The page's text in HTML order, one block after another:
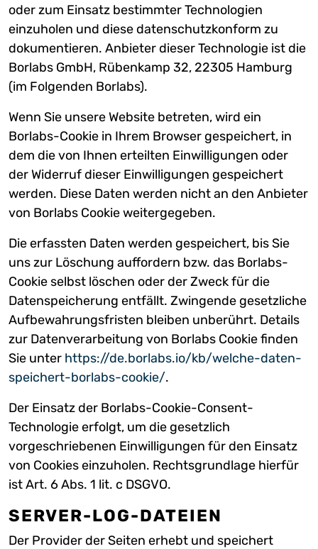
oder zum Einsatz bestimmter Technologien
einzuholen und diese datenschutzkonform zu
dokumentieren. Anbieter dieser Technologie ist die
Borlabs GmbH, Rübenkamp 32, 22305 Hamburg
(im Folgenden Borlabs).
Wenn Sie unsere Website betreten, wird ein
Borlabs-Cookie in Ihrem Browser gespeichert, in
dem die von Ihnen erteilten Einwilligungen oder
der Widerruf dieser Einwilligungen gespeichert
werden. Diese Daten werden nicht an den Anbieter
von Borlabs Cookie weitergegeben.
Die erfassten Daten werden gespeichert, bis Sie
uns zur Löschung auffordern bzw. das Borlabs-
Cookie selbst löschen oder der Zweck für die
Datenspeicherung entfällt. Zwingende gesetzliche
Aufbewahrungsfristen bleiben unberührt. Details
zur Datenverarbeitung von Borlabs Cookie finden
Sie unter https://de.borlabs.io/kb/welche-daten-
speichert-borlabs-cookie/.
Der Einsatz der Borlabs-Cookie-Consent-
Technologie erfolgt, um die gesetzlich
vorgeschriebenen Einwilligungen für den Einsatz
von Cookies einzuholen. Rechtsgrundlage hierfür
ist Art. 6 Abs. 1 lit. c DSGVO.
SERVER-LOG-DATEIEN
Der Provider der Seiten erhebt und speichert